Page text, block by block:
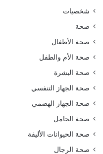
شخصيات
صحة
صحة الأطفال
صحة الأم والطفل
صحة البشرة
صحة الجهاز التنفسي
صحة الجهاز الهضمي
صحة الحامل
صحة الحيوانات الأليفة
صحة الرجال